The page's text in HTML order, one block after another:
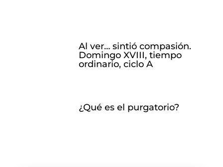
Al ver… sintió compasión.
Domingo XVIII, tiempo
ordinario, ciclo A
¿Qué es el purgatorio?